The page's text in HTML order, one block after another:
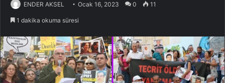
ENDER AKSEL Ocak 16, 2023 0 11
1 dakika okuma süresi